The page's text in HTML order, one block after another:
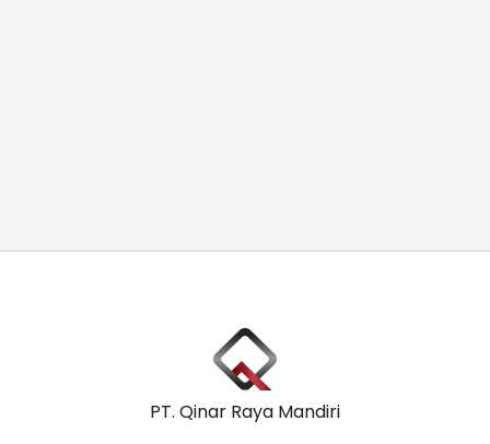
PT. Qinar Raya Mandiri